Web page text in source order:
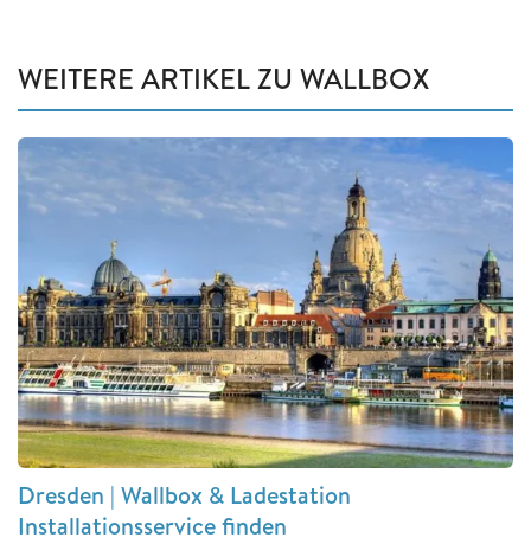
WEITERE ARTIKEL ZU WALLBOX
Dresden | Wallbox & Ladestation
Installationsservice finden